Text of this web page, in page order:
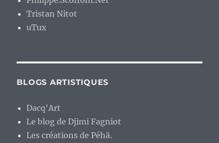
Tristan Nitot
uTux
BLOGS ARTISTIQUES
Dacq'Art
Le blog de Djimi Fagniot
Les créations de Péhä.